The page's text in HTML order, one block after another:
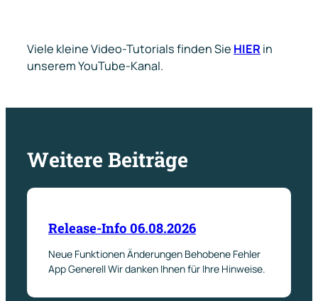
Viele kleine Video-Tutorials finden Sie HIER in
unserem YouTube-Kanal.
Weitere Beiträge
Release-Info 06.08.2026
Neue Funktionen Änderungen Behobene Fehler
App Generell Wir danken Ihnen für Ihre Hinweise.